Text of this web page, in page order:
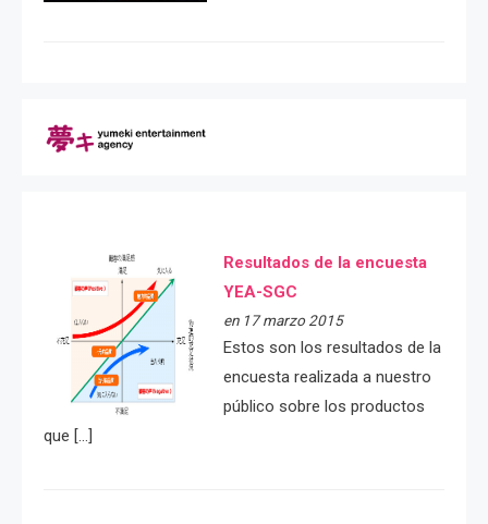
Resultados de la encuesta
YEA-SGC
en 17 marzo 2015
Estos son los resultados de la
encuesta realizada a nuestro
público sobre los productos
que […]